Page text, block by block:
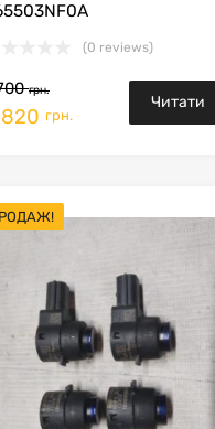
(0 reviews)
грн.
грн.
Читати